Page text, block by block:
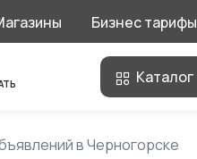
Бизнес тарифы
Каталог
в Черногорске